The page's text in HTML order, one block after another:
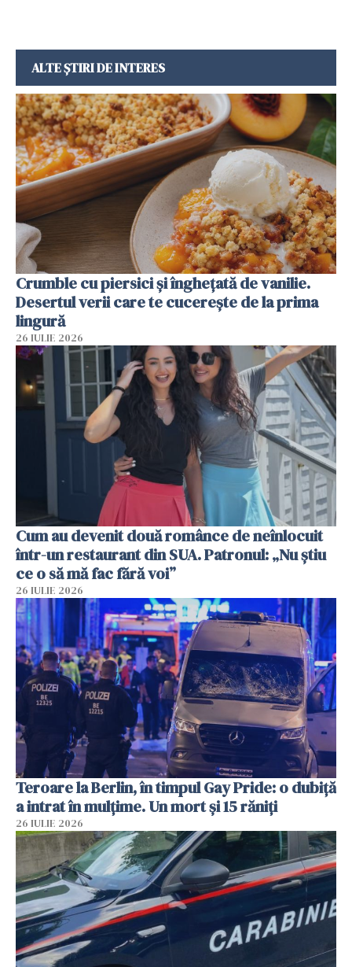
ALTE ȘTIRI DE INTERES
Crumble cu piersici și înghețată de vanilie.
Desertul verii care te cucerește de la prima
lingură
26 IULIE 2026
Cum au devenit două românce de neînlocuit
într-un restaurant din SUA. Patronul: „Nu știu
ce o să mă fac fără voi”
26 IULIE 2026
Teroare la Berlin, în timpul Gay Pride: o dubiță
a intrat în mulțime. Un mort și 15 răniți
26 IULIE 2026